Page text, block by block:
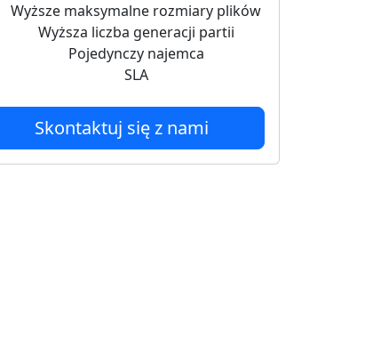
Wyższe maksymalne rozmiary plików
Wyższa liczba generacji partii
Pojedynczy najemca
SLA
Skontaktuj się z nami